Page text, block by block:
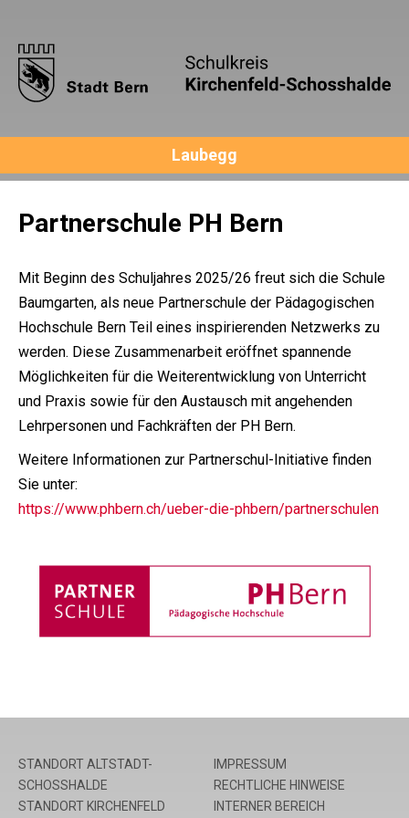
Laubegg
Partnerschule PH Bern
Mit Beginn des Schuljahres 2025/26 freut sich die Schule
Baumgarten, als neue Partnerschule der Pädagogischen
Hochschule Bern Teil eines inspirierenden Netzwerks zu
werden. Diese Zusammenarbeit eröffnet spannende
Möglichkeiten für die Weiterentwicklung von Unterricht
und Praxis sowie für den Austausch mit angehenden
Lehrpersonen und Fachkräften der PH Bern.
Weitere Informationen zur Partnerschul-Initiative finden
Sie unter:
https://www.phbern.ch/ueber-die-phbern/partnerschulen
STANDORT ALTSTADT-
SCHOSSHALDE
STANDORT KIRCHENFELD
IMPRESSUM
RECHTLICHE HINWEISE
INTERNER BEREICH